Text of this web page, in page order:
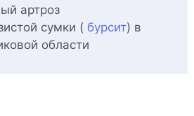
артроз
сумки ( бурсит) в
области